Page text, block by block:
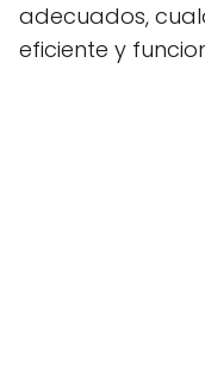
adecuados,
eficiente y